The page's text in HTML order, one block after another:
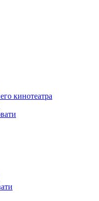
кинотеатра